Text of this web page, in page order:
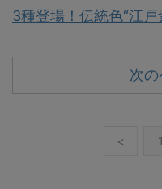
3種登場！伝統色“江戸
次
< 1